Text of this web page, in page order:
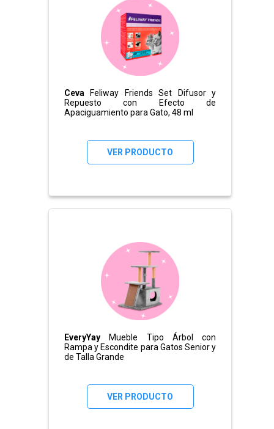
Ceva Feliway Friends Set Difusor y
Repuesto con Efecto de
Apaciguamiento para Gato, 48 ml
VER PRODUCTO
EveryYay
Mueble Tipo Árbol con
Rampa y Escondite para Gatos Senior y
de Talla Grande
VER PRODUCTO